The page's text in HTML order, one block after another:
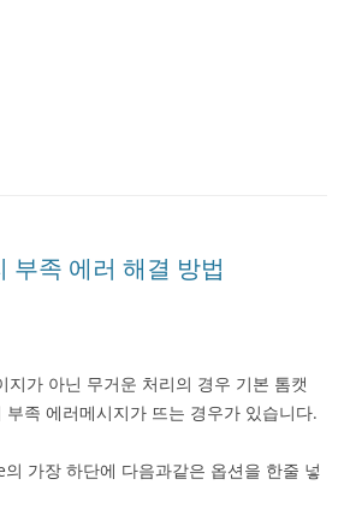
부족 에러 해결 방법
지가 아닌 무거운 처리의 경우 기본 톰캣
부족 에러메시지가 뜨는 경우가 있습니다.
가장 하단에 다음과같은 옵션을 한줄 넣